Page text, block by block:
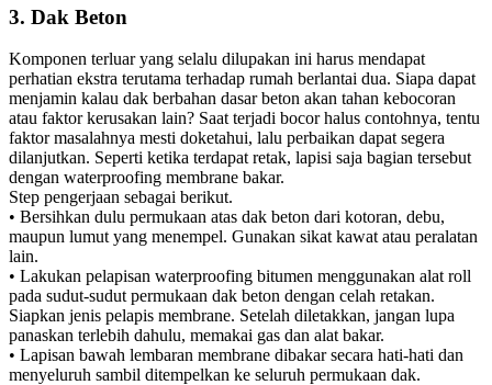
3. Dak Beton
Komponen terluar yang selalu dilupakan ini harus mendapat
perhatian ekstra terutama terhadap rumah berlantai dua. Siapa dapat
menjamin kalau dak berbahan dasar beton akan tahan kebocoran
atau faktor kerusakan lain? Saat terjadi bocor halus contohnya, tentu
faktor masalahnya mesti doketahui, lalu perbaikan dapat segera
dilanjutkan. Seperti ketika terdapat retak, lapisi saja bagian tersebut
dengan waterproofing membrane bakar.
Step pengerjaan sebagai berikut.
• Bersihkan dulu permukaan atas dak beton dari kotoran, debu,
maupun lumut yang menempel. Gunakan sikat kawat atau peralatan
lain.
• Lakukan pelapisan waterproofing bitumen menggunakan alat roll
pada sudut-sudut permukaan dak beton dengan celah retakan.
Siapkan jenis pelapis membrane. Setelah diletakkan, jangan lupa
panaskan terlebih dahulu, memakai gas dan alat bakar.
• Lapisan bawah lembaran membrane dibakar secara hati-hati dan
menyeluruh sambil ditempelkan ke seluruh permukaan dak.